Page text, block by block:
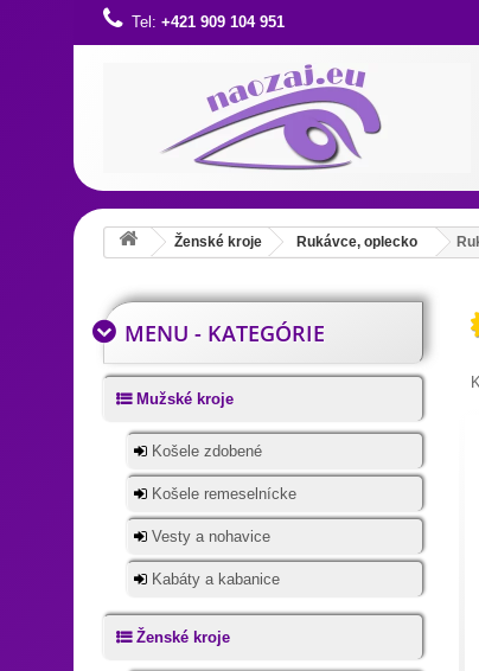
Tel: +421 909 104 951
Ženské kroje Rukávce, oplecko
MENU - KATEGÓRIE
Mužské kroje
Košele zdobené
Košele remeselnícke
Vesty a nohavice
Kabáty a kabanice
Ženské kroje